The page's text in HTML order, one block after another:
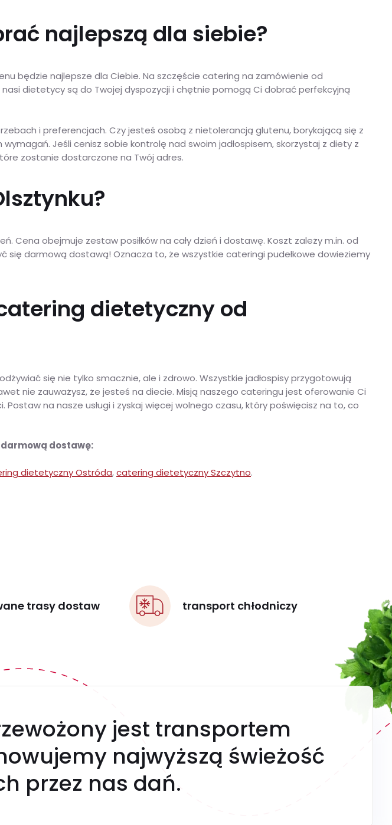
najlepszą dla siebie?
będzie najlepsze dla Ciebie. Na szczęście catering na zamówienie od
dietetycy są do Twojej dyspozycji i chętnie pomogą Ci dobrać perfekcyjną
i preferencjach. Czy jesteś osobą z nietolerancją glutenu, borykającą się z
Jeśli cenisz sobie kontrolę nad swoim jadłospisem, skorzystaj z diety z
zostanie dostarczone na Twój adres.
Cena obejmuje zestaw posiłków na cały dzień i dostawę. Koszt zależy m.in. od
się darmową dostawą! Oznacza to, że wszystkie cateringi pudełkowe dowieziemy
dietetyczny od
się nie tylko smacznie, ale i zdrowo. Wszystkie jadłospisy przygotowują
nie zauważysz, że jesteś na diecie. Misją naszego cateringu jest oferowanie Ci
na nasze usługi i zyskaj więcej wolnego czasu, który poświęcisz na to, co
dostawę:
dietetyczny Ostróda,catering dietetyczny Szczytno.
trasy dostaw transport chłodniczy
jest transportem
najwyższą świeżość
przez nas dań.